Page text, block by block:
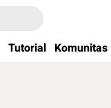
Tutorial Komunitas